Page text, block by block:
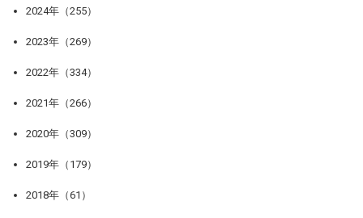
2024年（255）
2023年（269）
2022年（334）
2021年（266）
2020年（309）
2019年（179）
2018年（61）